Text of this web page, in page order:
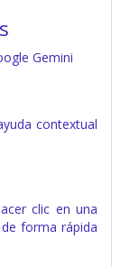
Gemini
contextual
clic en una
forma rápida